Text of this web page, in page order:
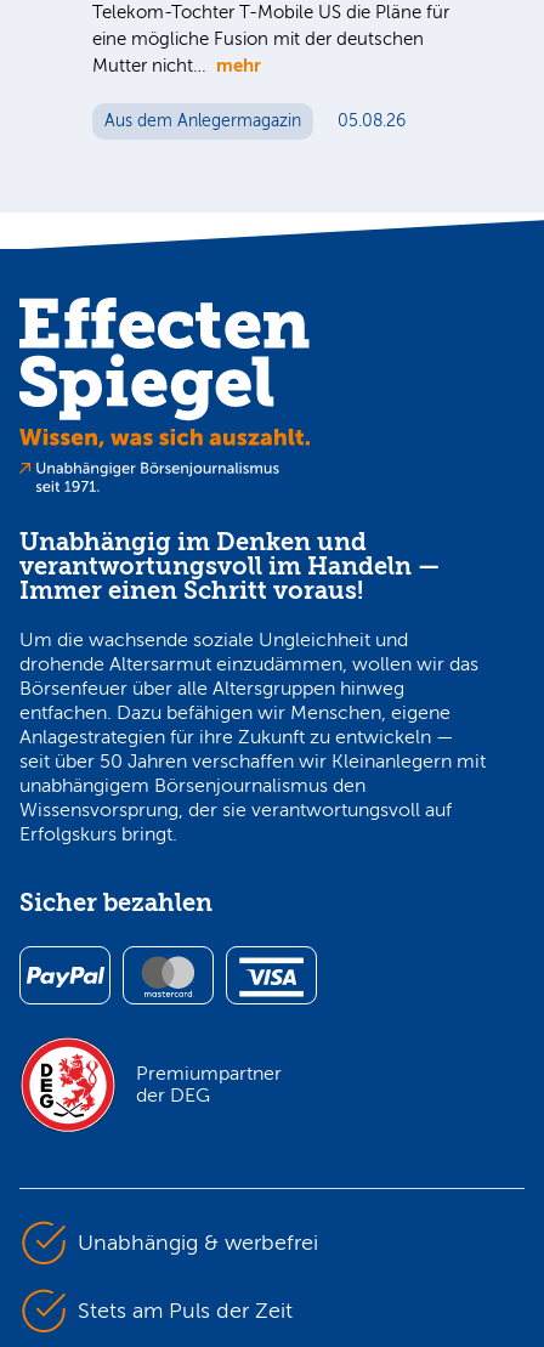
Telekom-Tochter T-Mobile US die Pläne für
eine mögliche Fusion mit der deutschen
Mutter nicht… mehr
Aus dem Anlegermagazin 05.08.26
Unabhängig im Denken und
verantwortungsvoll im Handeln —
Immer einen Schritt voraus!
Um die wachsende soziale Ungleichheit und
drohende Altersarmut einzudämmen, wollen wir das
Börsenfeuer über alle Altersgruppen hinweg
entfachen. Dazu befähigen wir Menschen, eigene
Anlagestrategien für ihre Zukunft zu entwickeln —
seit über 50 Jahren verschaffen wir Kleinanlegern mit
unabhängigem Börsenjournalismus den
Wissensvorsprung, der sie verantwortungsvoll auf
Erfolgskurs bringt.
Sicher bezahlen
Premiumpartner
der DEG
Unabhängig & werbefrei
Stets am Puls der Zeit